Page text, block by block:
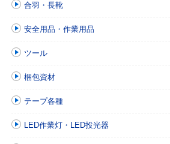
合羽・長靴
安全用品・作業用品
ツール
梱包資材
テープ各種
LED作業灯・LED投光器